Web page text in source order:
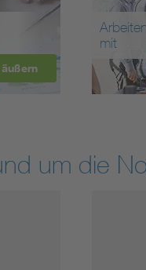
mit
um die